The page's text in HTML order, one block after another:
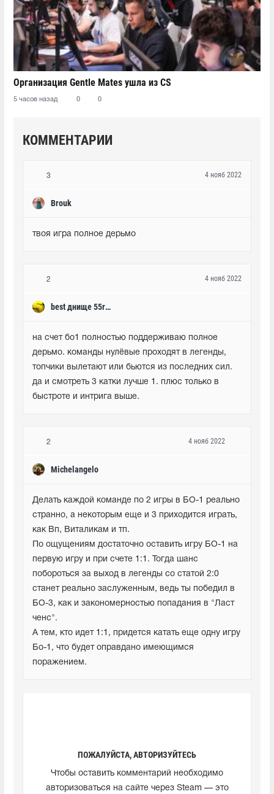
Организация Gentle Mates ушла из CS
5 часов назад 0 0
КОММЕНТАРИИ
3
Brouk
4 нояб 2022
твоя игра полное дерьмо
2
best днище 55region
4 нояб 2022
на счет бо1 полностью поддерживаю полное
дерьмо. команды нулёвые проходят в легенды,
топчики вылетают или бьются из последних сил.
да и смотреть 3 катки лучше 1. плюс только в
быстроте и интрига выше.
2
Michelangelo
4 нояб 2022
Делать каждой команде по 2 игры в БО-1 реально
странно, а некоторым еще и 3 приходится играть,
как Вп, Виталикам и тп.
По ощущениям достаточно оставить игру БО-1 на
первую игру и при счете 1:1. Тогда шанс
побороться за выход в легенды со статой 2:0
станет реально заслуженным, ведь ты победил в
БО-3, как и закономерностью попадания в "Ласт
ченс".
А тем, кто идет 1:1, придется катать еще одну игру
Бо-1, что будет оправдано имеющимся
поражением.
ПОЖАЛУЙСТА, АВТОРИЗУЙТЕСЬ
Чтобы оставить комментарий необходимо
авторизоваться на сайте через Steam — это